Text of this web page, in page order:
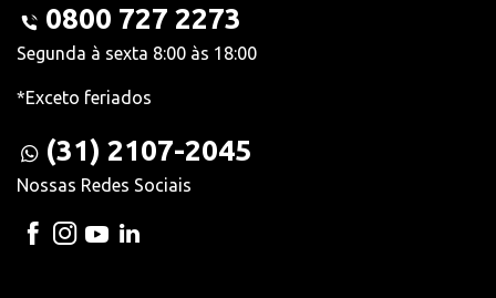
0800 727 2273
Segunda à sexta 8:00 às 18:00
*Exceto feriados
(31) 2107-2045
Nossas Redes Sociais